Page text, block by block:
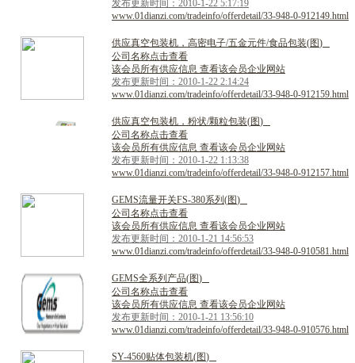
发布更新时间：2010-1-22 5:17:19
www.01dianzi.com/tradeinfo/offerdetail/33-948-0-912149.html
供应真空包装机 ， 高密电子/五金元件/食品包装(图)
公司名称点击查看
该会员所有供应信息 查看该会员企业网站
发布更新时间：2010-1-22 2:14:24
www.01dianzi.com/tradeinfo/offerdetail/33-948-0-912159.html
供应真空包装机 ， 粉状/颗粒包装(图)
公司名称点击查看
该会员所有供应信息 查看该会员企业网站
发布更新时间：2010-1-22 1:13:38
www.01dianzi.com/tradeinfo/offerdetail/33-948-0-912157.html
GEMS流量开关FS-380系列 (图)
公司名称点击查看
该会员所有供应信息 查看该会员企业网站
发布更新时间：2010-1-21 14:56:53
www.01dianzi.com/tradeinfo/offerdetail/33-948-0-910581.html
GEMS全系列 产品(图)
公司名称点击查看
该会员所有供应信息 查看该会员企业网站
发布更新时间：2010-1-21 13:56:10
www.01dianzi.com/tradeinfo/offerdetail/33-948-0-910576.html
SY-4560贴体包装机(图)